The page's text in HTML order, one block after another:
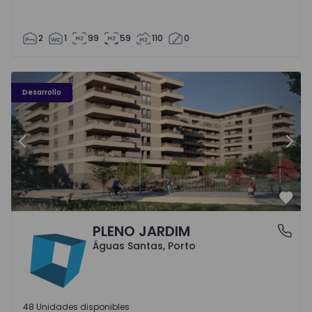
2 1 99 59 110 0
Desarrollo
PLENO JARDIM - 3
Anterior
Águas Santas, PortoPLENO JARDIM
Águas Santas, Porto
48 Unidades disponibles